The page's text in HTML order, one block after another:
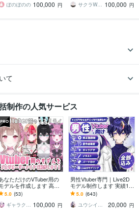
ぼのぼのの 100,000 円
用可
サクラWorks 100,000 円
て
制作の人気サービス
なただけのVTuber用の
デルを作成します 高ク
リティな自分だけのモ
デルを作成させていただ
ます！
5.0 (53)
ギャラクシー 伊藤 100,000 円
男性Vtuber専門｜Live2D
モデル制作します 実績17
00件以上｜全工程対応・
著作権譲渡込｜初心者も
安心
5.0 (643)
ユウシイ＠Vtuber制作
20,000 円